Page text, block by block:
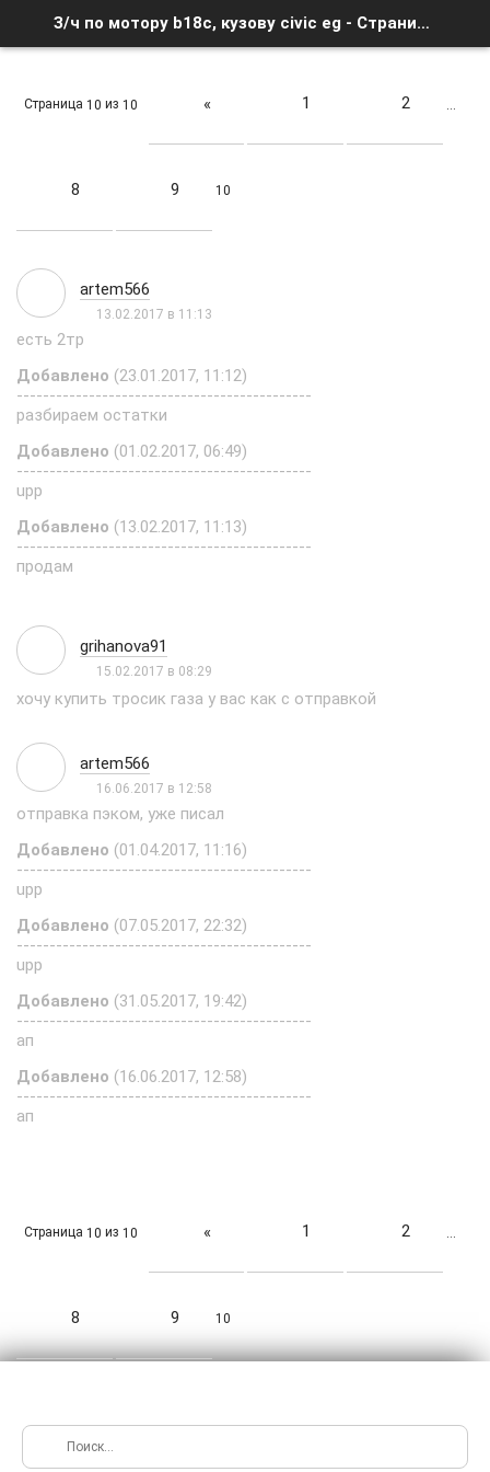
З/ч по мотору b18c, кузову civic eg - Страница 10 - Список форумов
Страница 10 из 10 « 1 2 …
8 9 10
artem566
13.02.2017 в 11:13
есть 2тр
Добавлено (23.01.2017, 11:12)
---------------------------------------------
разбираем остатки
Добавлено (01.02.2017, 06:49)
---------------------------------------------
upp
Добавлено (13.02.2017, 11:13)
---------------------------------------------
продам
grihanova91
15.02.2017 в 08:29
хочу купить тросик газа у вас как с отправкой
artem566
16.06.2017 в 12:58
отправка пэком, уже писал
Добавлено (01.04.2017, 11:16)
---------------------------------------------
upp
Добавлено (07.05.2017, 22:32)
---------------------------------------------
upp
Добавлено (31.05.2017, 19:42)
---------------------------------------------
ап
Добавлено (16.06.2017, 12:58)
---------------------------------------------
ап
Страница 10 из 10 « 1 2 …
8 9 10